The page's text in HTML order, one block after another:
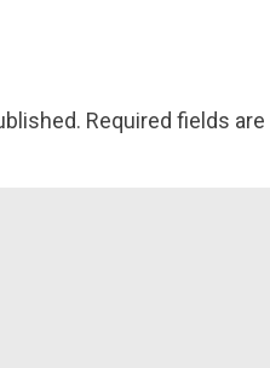
Required fields are